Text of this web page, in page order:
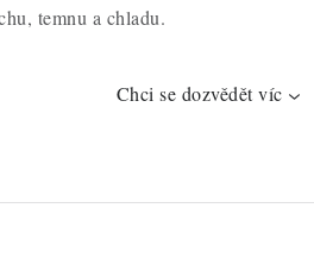
temnu a chladu.
Chci se dozvědět víc